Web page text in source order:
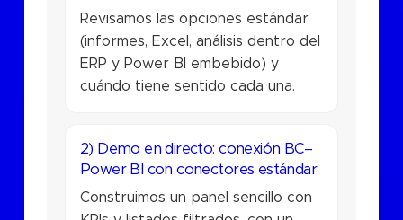
Revisamos las opciones estándar
(informes, Excel, análisis dentro del
ERP y Power BI embebido) y
cuándo tiene sentido cada una.
2) Demo en directo: conexión BC–
Power BI con conectores estándar
Construimos un panel sencillo con